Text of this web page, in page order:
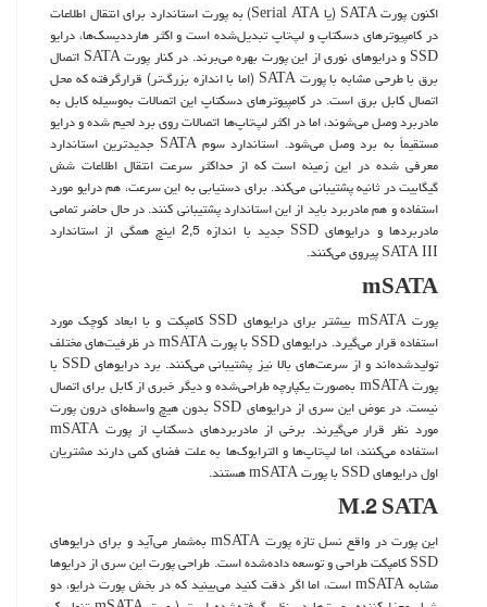
اکنون پورت SATA (یا Serial ATA) به پورت استاندارد برای انتقال اطلاعات
در کامپیوترهای دسکتاپ و لپ‌تاپ تبدیل‌شده است و اکثر هارددیسک‌ها، درایو
SSD و درایوهای نوری از این پورت بهره می‌برند. در کنار پورت SATA اتصال
برق با طرحی مشابه با پورت SATA (اما با اندازه بزرگ‌تر) قرارگرفته که محل
اتصال کابل برق است. در کامپیوترهای دسکتاپ این اتصالات به‌وسیله کابل به
مادربرد وصل می‌شوند، اما در اکثر لپ‌تاپ‌ها اتصالات روی برد لحیم شده و درایو
مستقیماً به برد وصل می‌شود. استاندارد سوم SATA جدیدترین استاندارد
معرفی شده در این زمینه است که از حداکثر سرعت انتقال اطلاعات شش
گیگابیت در ثانیه پشتیبانی می‌کند. برای دستیابی به این سرعت، هم درایو مورد
استفاده و هم مادربرد باید از این استاندارد پشتیبانی کنند. در حال حاضر تمامی
مادربردها و درایوهای SSD جدید با اندازه 2,5 اینچ همگی از استاندارد
SATA III پیروی می‌کنند.
mSATA
پورت mSATA بیشتر برای درایوهای SSD کامپکت و با ابعاد کوچک مورد
استفاده قرار می‌گیرد. درایوهای SSD با پورت mSATA در ظرفیت‌های مختلف
تولیدشده‌اند و از سرعت‌های بالا نیز پشتیبانی می‌کنند. برد درایوهای SSD با
پورت mSATA به‌صورت یکپارچه طراحی‌شده و دیگر خبری از کابل برای اتصال
نیست. در عوض این سری از درایوهای SSD بدون هیچ واسطه‌ای درون پورت
مورد نظر قرار می‌گیرند. برخی از مادربردهای دسکتاپ از پورت mSATA
استفاده می‌کنند، اما لپ‌تاپ‌ها و الترابوک‌ها به علت فضای کمی دارند مشتریان
اول درایوهای SSD با پورت mSATA هستند.
M.2 SATA
این پورت در واقع نسل تازه پورت mSATA به‌شمار می‌آید و برای درایوهای
SSD کامپکت طراحی و توسعه داده‌شده است. طراحی پورت این سری از درایوها
مشابه mSATA است، اما اگر دقت کنید می‌بینید که در بخش پورت درایو، دو